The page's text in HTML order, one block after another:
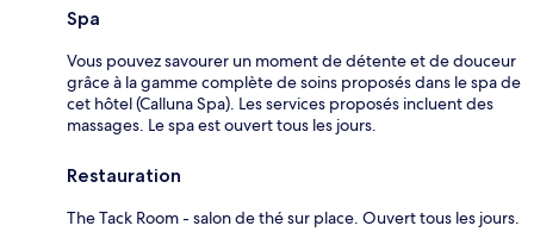
Spa
Vous pouvez savourer un moment de détente et de douceur
grâce à la gamme complète de soins proposés dans le spa de
cet hôtel (Calluna Spa). Les services proposés incluent des
massages. Le spa est ouvert tous les jours.
Restauration
The Tack Room - salon de thé sur place. Ouvert tous les jours.